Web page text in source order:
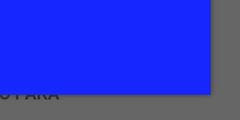
com
PARA